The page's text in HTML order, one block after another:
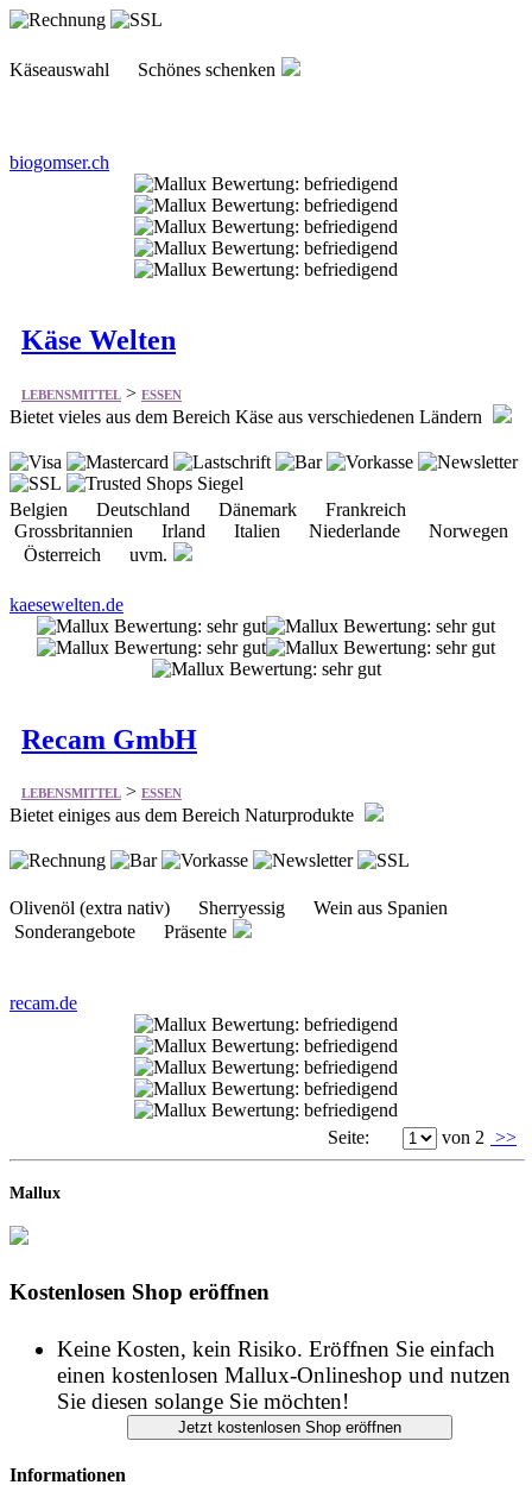
Käseauswahl Schönes schenken
biogomser.ch
Käse Welten
LEBENSMITTEL > ESSEN
Bietet vieles aus dem Bereich Käse aus verschiedenen Ländern
Belgien Deutschland Dänemark Frankreich
Grossbritannien Irland Italien Niederlande Norwegen
Österreich uvm.
kaesewelten.de
Recam GmbH
LEBENSMITTEL > ESSEN
Bietet einiges aus dem Bereich Naturprodukte
Olivenöl (extra nativ) Sherryessig Wein aus Spanien
Sonderangebote Präsente
recam.de
Seite: von 2 >>
Mallux
Kostenlosen Shop eröffnen
Keine Kosten, kein Risiko. Eröffnen Sie einfach
einen kostenlosen Mallux-Onlineshop und nutzen
Sie diesen solange Sie möchten!
Informationen